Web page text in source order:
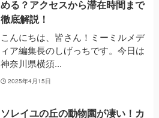
める？アクセスから滞在時間まで
徹底解説！
こんにちは、皆さん！ミーミルメデ
ィア編集長のしげっちです。今日は
神奈川県横須...
2025年4月15日
ソレイユの丘の動物園が凄い！カ